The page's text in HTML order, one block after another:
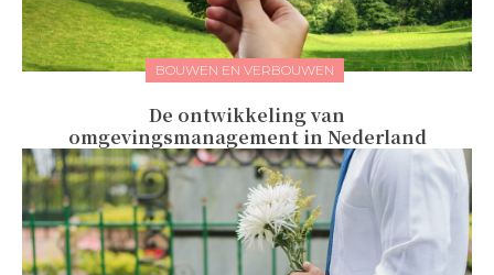
BOUWEN EN VERBOUWEN
De ontwikkeling van
omgevingsmanagement in Nederland